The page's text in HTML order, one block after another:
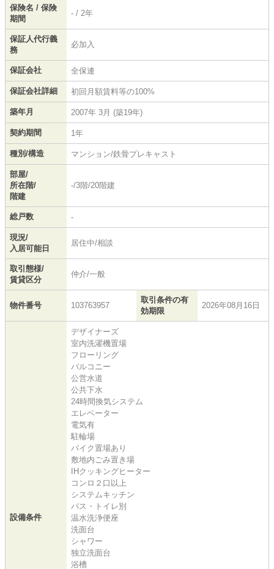
保険名 / 保険
期間
- / 2年
保証人代行義
務
必加入
保証会社 全保連
保証会社詳細 初回月額賃料等の100%
築年月 2007年 3月 (築19年)
契約期間 1年
種別/構造 マンション/鉄骨プレキャスト
部屋/
所在階/
階建
-/3階/20階建
総戸数 -
現況/
入居可能日
居住中/相談
取引態様/
賃貸区分
仲介/一般
物件番号 103763957
取引条件の有
効期限
2026年08月16日
設備条件
デザイナーズ
室内洗濯機置場
フローリング
バルコニー
公営水道
公共下水
24時間換気システム
エレベーター
電気有
駐輪場
バイク置場あり
敷地内ごみ置き場
IHクッキングヒーター
コンロ２口以上
システムキッチン
バス・トイレ別
温水洗浄便座
洗面台
シャワー
独立洗面台
浴槽